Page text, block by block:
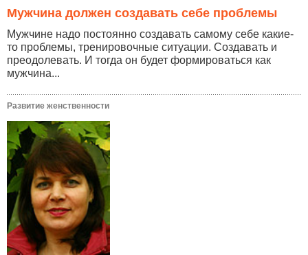
Мужчина должен создавать себе проблемы
Мужчине надо постоянно создавать самому себе какие-
то проблемы, тренировочные ситуации. Создавать и
преодолевать. И тогда он будет формироваться как
мужчина...
Развитие женственности